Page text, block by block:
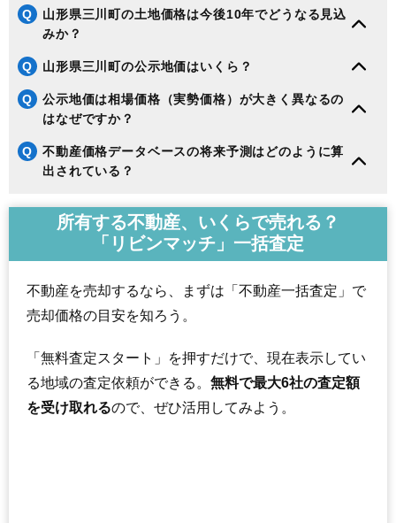
Q
山形県三川町の土地価格は今後10年でどうなる見込
みか？
Q 山形県三川町の公示地価はいくら？
Q
公示地価は相場価格（実勢価格）が大きく異なるの
はなぜですか？
Q
不動産価格データベースの将来予測はどのように算
出されている？
所有する不動産、いくらで売れる？
「リビンマッチ」一括査定
不動産を売却するなら、まずは「不動産一括査定」で
売却価格の目安を知ろう。
「無料査定スタート」を押すだけで、現在表示してい
る地域の査定依頼ができる。 無料で最大6社の査定額
を受け取れるので、ぜひ活用してみよう。